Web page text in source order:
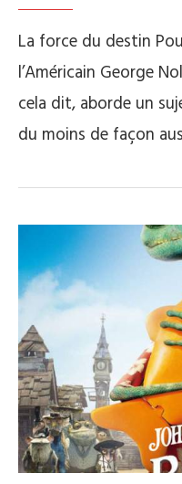
La force du destin
l’Américain George
cela dit, aborde un
du moins de façon